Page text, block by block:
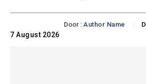
Door : Author Name
7 August 2026